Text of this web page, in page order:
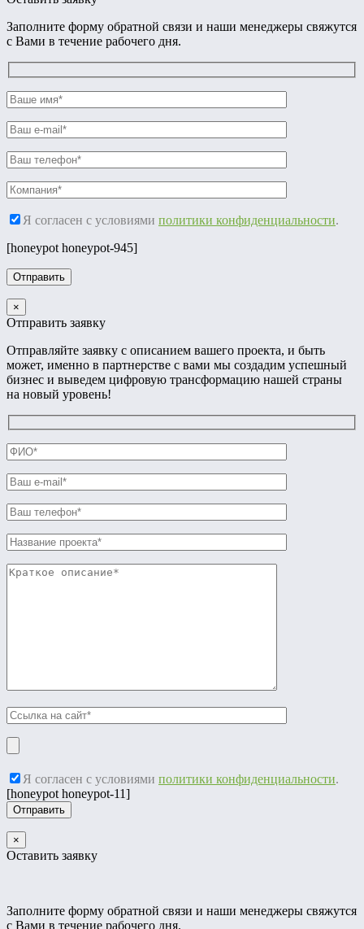
Заполните форму обратной связи и наши менеджеры свяжутся
с Вами в течение рабочего дня.
Я согласен с условиями политики конфиденциальности.
[honeypot honeypot-945]
×
Отправить заявку
Отправляйте заявку с описанием вашего проекта, и быть
может, именно в партнерстве с вами мы создадим успешный
бизнес и выведем цифровую трансформацию нашей страны
на новый уровень!
Я согласен с условиями политики конфиденциальности.
[honeypot honeypot-11]
×
Оставить заявку
Заполните форму обратной связи и наши менеджеры свяжутся
с Вами в течение рабочего дня.